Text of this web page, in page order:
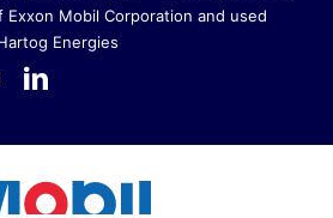
Exxon Mobil Corporation and used
Energies